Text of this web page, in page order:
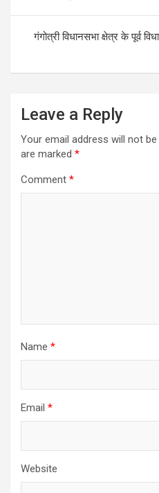
navigation
गंगोत्री विधानसभा क्षेत्र के पूर्व
Leave a Reply
Your email address will not be
are marked *
Comment *
Name *
Email *
Website